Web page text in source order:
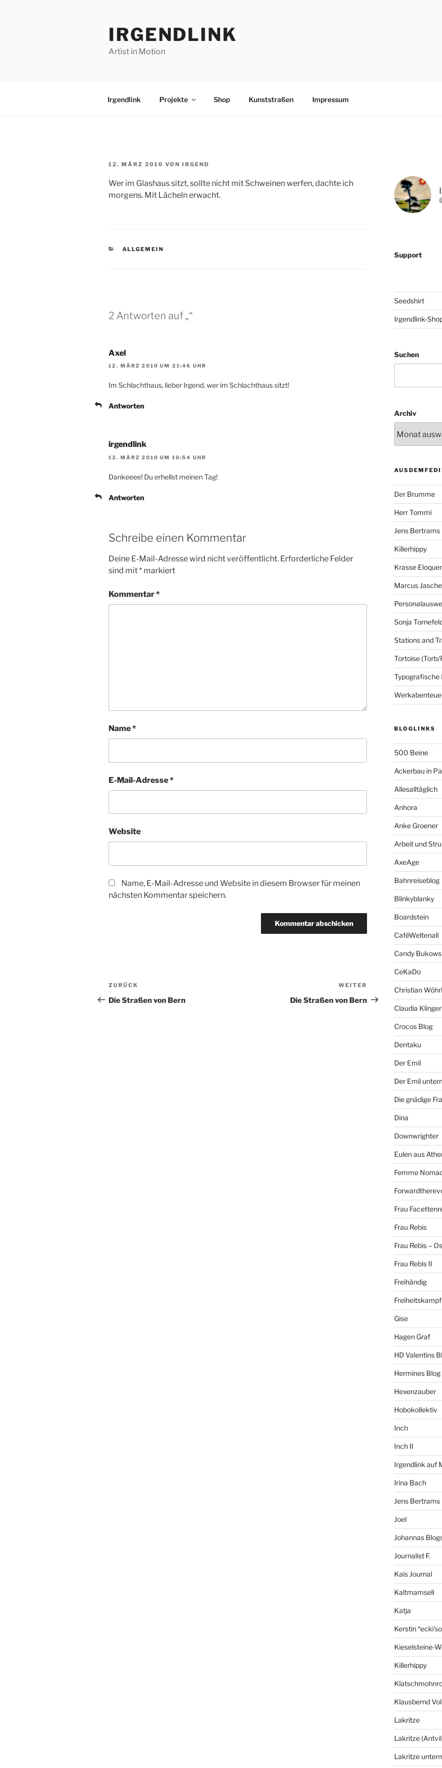
IRGENDLINK
Artist in Motion
Irgendlink Projekte Shop Kunststraßen Impressum
VERÖFFENTLICHT
12. MÄRZ 2010 VON IRGEND
Wer im Glashaus sitzt, sollte nicht mit Schweinen werfen, dachte ich
morgens. Mit Lächeln erwacht.
KATEGORIEN
ALLGEMEIN
2 Antworten auf „“
Axel
12. MÄRZ 2010 UM 21:46 UHR
Im Schlachthaus, lieber Irgend, wer im Schlachthaus sitzt!
Antworten
irgendlink
13. MÄRZ 2010 UM 10:54 UHR
Dankeeee! Du erhellst meinen Tag!
Antworten
Schreibe einen Kommentar
Deine E-Mail-Adresse wird nicht veröffentlicht. Erforderliche Felder
sind mit* markiert
Kommentar*
Name*
E-Mail-Adresse*
Website
Name, E-Mail-Adresse und Website in diesem Browser für meinen
nächsten Kommentar speichern.
Beitragsnavigation
Vorheriger
Beitrag
ZURÜCK
Die Straßen von Bern
Nächster
Beitrag
WEITER
Die Straßen von Bern
Support
Seedshirt
Irgendlink-
Suchen
Archiv
Der Brumme
Herr Tommi
Jens Bertrams
Killerhippy
Krasse
Marcus
Sonja
Stations and
Tortoise (Torb/
Typografische
BLOGLINKS
500 Beine
Ackerbau in
Allesalltäglich
Anhora
Anke Groener
Arbeit und
AxeAge
Bahnreiseblog
Blinkyblanky
Boardstein
CaféWeltenall
Candy
CeKaDo
Christian Wöhrl
Claudia Klinger
Crocos Blog
Dentaku
Der Emil
Der Emil
Die gnädige
Dina
Downwrighter
Eulen aus
Femme
Frau
Frau Rebis
Frau Rebis –
Frau Rebis II
Freihändig
Freiheitskampf
Gise
Hagen Graf
HD Valentins
Hermines Blog
Hexenzauber
Hobokollektiv
Inch
Inch II
Irgendlink auf
Irina Bach
Jens Bertrams
Joel
Johannas
Journalist F.
Kais Journal
Kaltmamsell
Katja
Kerstin
Kieselsteine-
Killerhippy
Klausbernd
Lakritze
Lakritze
Lakritze